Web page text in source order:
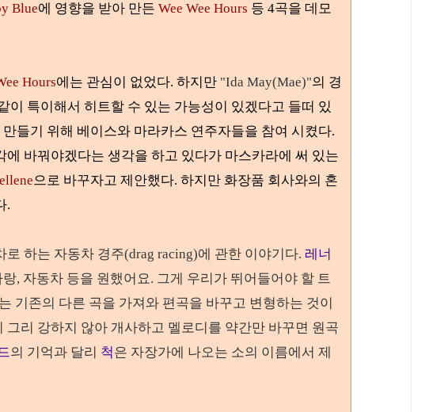
Blue에 영향을 받아 만든 Wee Wee Hours 등 4곡을 데모
Hours에는 관심이 없었다. 하지만 "Ida May(Mae)"의 경
이 특이해서 히트할 수 있는 가능성이 있겠다고 들떠 있
들기 위해 베이스와 마라카스 연주자들을 참여 시켰다.
에 바꿔야겠다는 생각을 하고 있다가 마스카라에 써 있는
으로 바꾸자고 제안했다. 하지만 화장품 회사와의 혼
.
로 하는 자동차 경주(drag racing)에 관한 이야기다. 레너
랑, 자동차 등을 원했어요. 그게 우리가 뛰어들어야 할 트
기존의 다른 곡을 가져와 편곡을 바꾸고 변형하는 것이
그리 강하지 않아 개사하고 멜로디를 약간만 바꾸면 원곡
의 기억과 달리 척은 자장가에 나오는 소의 이름에서 제